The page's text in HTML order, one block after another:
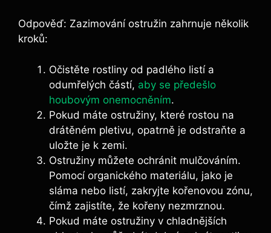
Odpověď: Zazimování ostružin zahrnuje několik
kroků:
Očistěte rostliny od padlého listí a
odumřelých částí, aby se předešlo
houbovým onemocněním.
Pokud máte ostružiny, které rostou na
drátěném pletivu, opatrně je odstraňte a
uložte je k zemi.
Ostružiny můžete ochránit mulčováním.
Pomocí organického materiálu, jako je
sláma nebo listí, zakryjte kořenovou zónu,
čímž zajistíte, že kořeny nezmrznou.
Pokud máte ostružiny v chladnějších